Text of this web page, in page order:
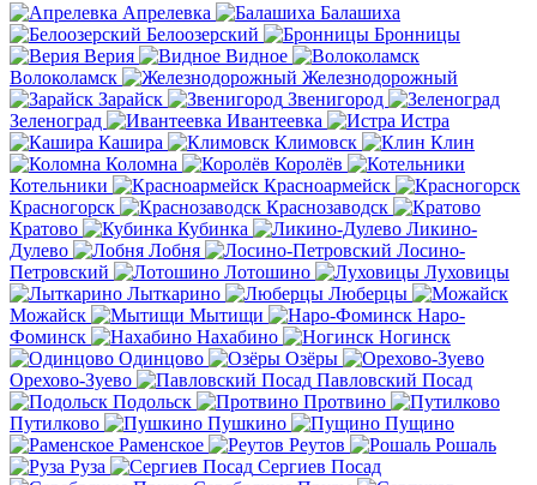
Апрелевка
Балашиха
Белоозерский
Бронницы
Верия
Видное
Волоколамск
Железнодорожный
Зарайск
Звенигород
Зеленоград
Ивантеевка
Истра
Кашира
Климовск
Клин
Коломна
Королёв
Котельники
Красноармейск
Красногорск
Краснозаводск
Кратово
Кубинка
Ликино-
Дулево
Лобня
Лосино-
Петровский
Лотошино
Луховицы
Лыткарино
Люберцы
Можайск
Мытищи
Наро-
Фоминск
Нахабино
Ногинск
Одинцово
Озёры
Орехово-Зуево
Павловский Посад
Подольск
Протвино
Путилково
Пушкино
Пущино
Раменское
Реутов
Рошаль
Руза
Сергиев Посад